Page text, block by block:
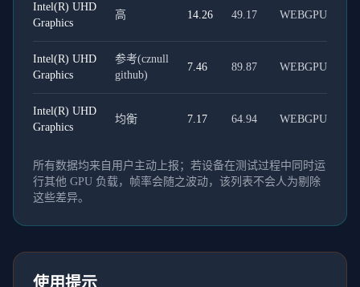
Intel(R) UHD
Graphics
高 14.26 49.17 WEBGPU
Intel(R) UHD
Graphics
参考(cznull
github)
7.46 89.87 WEBGPU
Intel(R) UHD
Graphics
均衡 7.17 64.94 WEBGPU
所有数据均来自用户主动上报；若设备在测试过程中同时运
行其他 GPU 负载，帧率会随之波动，该列表不会人为剔除
这些差异。
使用提示